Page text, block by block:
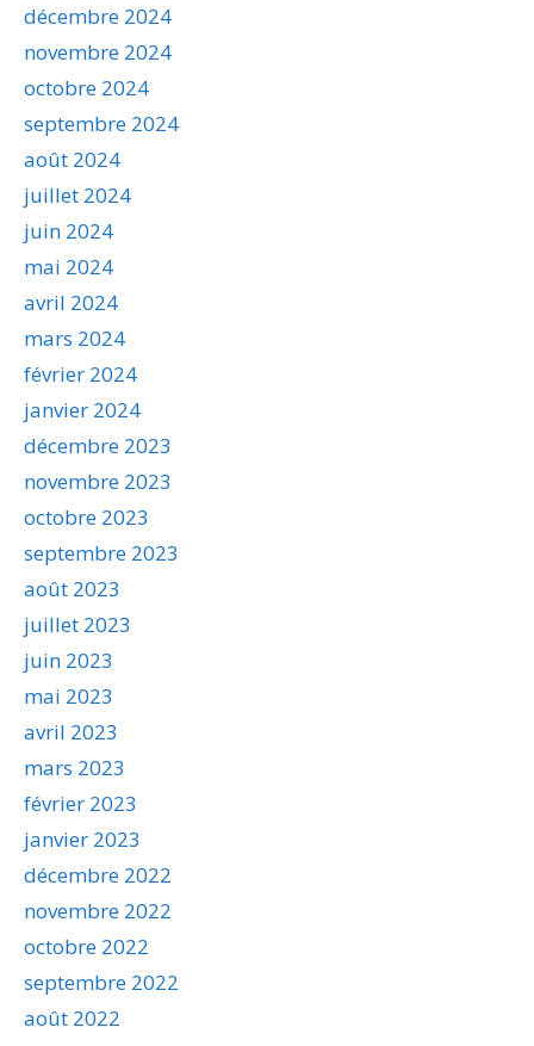
décembre 2024
novembre 2024
octobre 2024
septembre 2024
août 2024
juillet 2024
juin 2024
mai 2024
avril 2024
mars 2024
février 2024
janvier 2024
décembre 2023
novembre 2023
octobre 2023
septembre 2023
août 2023
juillet 2023
juin 2023
mai 2023
avril 2023
mars 2023
février 2023
janvier 2023
décembre 2022
novembre 2022
octobre 2022
septembre 2022
août 2022